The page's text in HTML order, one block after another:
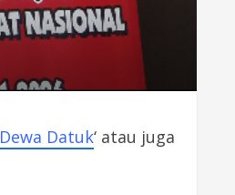
Dewa Datuk‘ atau juga